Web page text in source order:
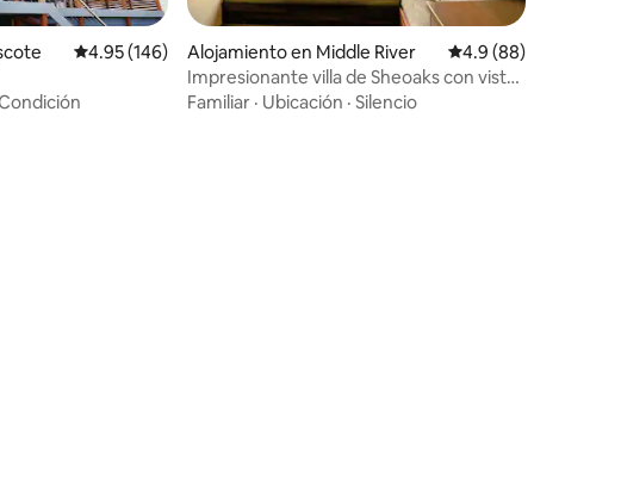
reseñasCalificación promedio: 4.95 de 5, 146 reseñas
4.95 (146)
Alojamiento en Middle River Calificación
4.9 (88)
Impresionante villa de Sheoaks con vistas
al mar
Familiar · Ubicación · Silencio